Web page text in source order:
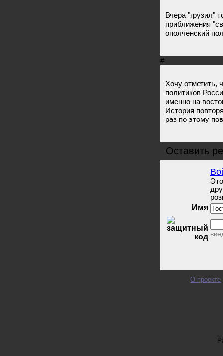
Вчера "грузил"
приближения
ополченский
#
Хочу отметить,
политиков
именно на
История
раз по этому
Оставить
Имя
О проекте